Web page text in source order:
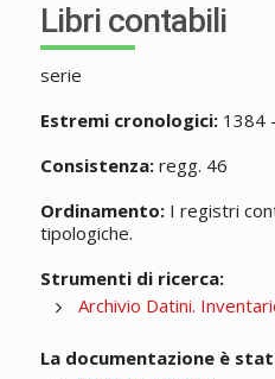
Libri contabili
serie
Estremi cronologici:1384
Consistenza:regg. 46
Ordinamento:I registri
tipologiche.
Strumenti di ricerca:
Archivio Datini.
La documentazione è